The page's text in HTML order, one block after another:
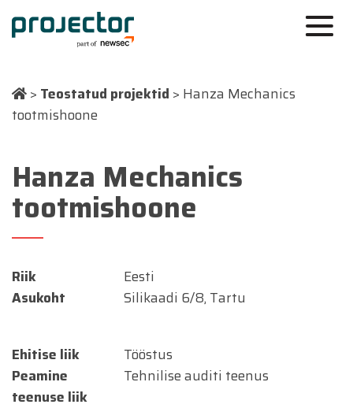
> Teostatud projektid > Hanza Mechanics
tootmishoone
Hanza Mechanics
tootmishoone
Riik
Eesti
Asukoht
Silikaadi 6/8, Tartu
Ehitise liik
Tööstus
Peamine
teenuse liik
Tehnilise auditi teenus